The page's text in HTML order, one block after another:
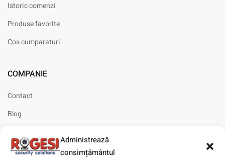
Administrează
consimțământul
Istoric comenzi
Produse favorite
Cos cumparaturi
COMPANIE
Contact
Blog
Solicitare instalare